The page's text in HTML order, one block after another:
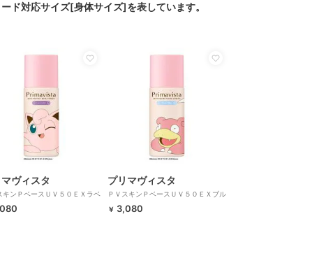
対応サイズ[身体サイズ]を表しています。
ヴィスタ
キンＰベースＵＶ５０ＥＸラベ
（プリン）
プリマヴィスタ
ＰＶスキンＰベースＵＶ５０ＥＸブル
ー（ヤドン）
￥ 3,080